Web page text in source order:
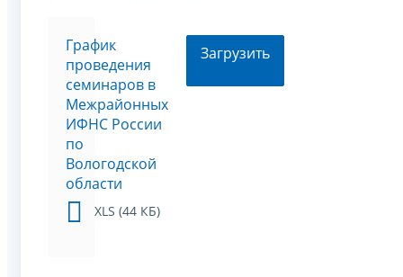
График
проведения
семинаров в
Межрайонных
ИФНС России
по
Вологодской
области
XLS (44 КБ)
Загрузить